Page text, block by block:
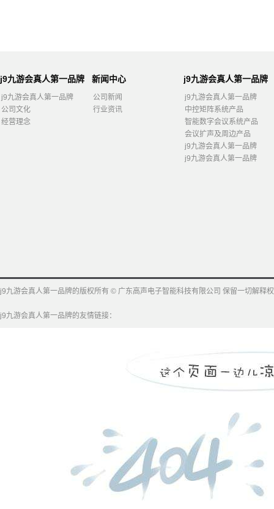
j9九游会真人第一品牌
j9九游会真人第一品牌
公司文化
经营理念
新闻中心
公司新闻
行业资讯
j9九游会真人第一品牌
j9九游会真人第一品牌
中控矩阵系统产品
智能数字会议系统产品
会议扩声及周边产品
j9九游会真人第一品牌
j9九游会真人第一品牌
j9九游会真人第一品牌的版权所有 © 广东高声电子智能科技有限公司 保留一切解释权
j9九游会真人第一品牌的友情链接：